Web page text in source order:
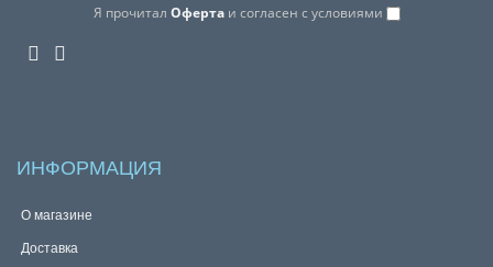
Я прочитал Офертаи согласен с условиями
ИНФОРМАЦИЯ
О магазине
Доставка